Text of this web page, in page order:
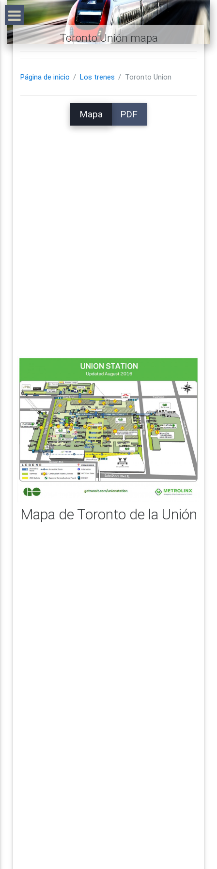
Toronto Unión mapa
Página de inicio Los trenes Toronto Union
Mapa PDF
Mapa de Toronto de la Unión